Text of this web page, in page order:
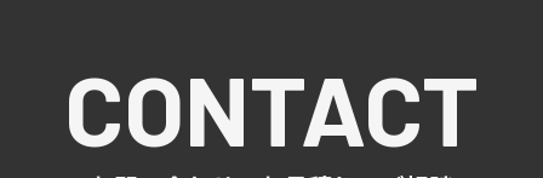
CONTACT